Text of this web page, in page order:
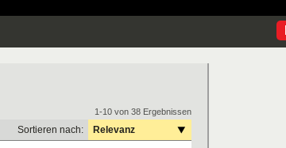
1-10 von 38 Ergebnissen
Sortieren nach: Relevanz